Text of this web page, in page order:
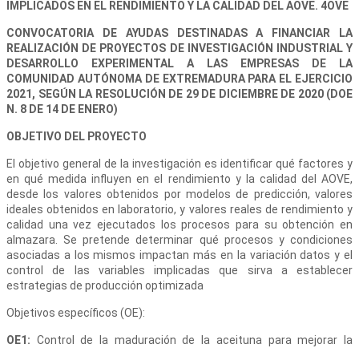
IMPLICADOS EN EL RENDIMIENTO Y LA CALIDAD DEL AOVE. 4OVE
CONVOCATORIA DE AYUDAS DESTINADAS A FINANCIAR LA
REALIZACIÓN DE PROYECTOS DE INVESTIGACIÓN INDUSTRIAL Y
DESARROLLO EXPERIMENTAL A LAS EMPRESAS DE LA
COMUNIDAD AUTÓNOMA DE EXTREMADURA PARA EL EJERCICIO
2021, SEGÚN LA RESOLUCIÓN DE 29 DE DICIEMBRE DE 2020 (DOE
N. 8 DE 14 DE ENERO)
OBJETIVO DEL PROYECTO
El objetivo general de la investigación es identificar qué factores y
en qué medida influyen en el rendimiento y la calidad del AOVE,
desde los valores obtenidos por modelos de predicción, valores
ideales obtenidos en laboratorio, y valores reales de rendimiento y
calidad una vez ejecutados los procesos para su obtención en
almazara. Se pretende determinar qué procesos y condiciones
asociadas a los mismos impactan más en la variación datos y el
control de las variables implicadas que sirva a establecer
estrategias de producción optimizada
Objetivos específicos (OE):
OE1: Control de la maduración de la aceituna para mejorar la